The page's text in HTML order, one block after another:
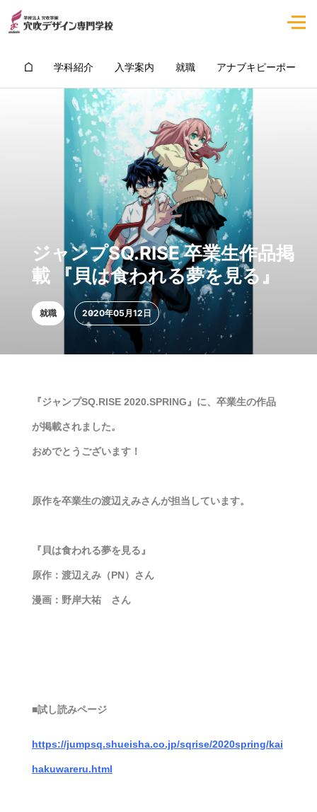
学科紹介 入学案内 就職 アナブキピーポー
ジャンプSQ.RISE 卒業生作品掲
載 『貝は食われる夢を見る』
就職 2020年05月12日
『ジャンプSQ.RISE 2020.SPRING』に、卒業生の作品
が掲載されました。
おめでとうございます！
原作を卒業生の渡辺えみさんが担当しています。
『貝は食われる夢を見る』
原作：渡辺えみ（PN）さん
漫画：野岸大祐 さん
■試し読みページ
https://jumpsq.shueisha.co.jp/sqrise/2020spring/kai
hakuwareru.html